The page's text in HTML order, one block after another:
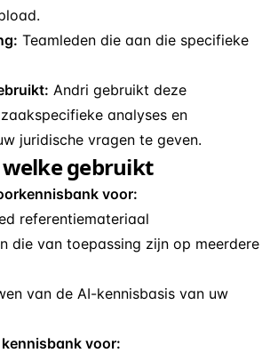
Teamleden die aan die specifieke
Andri gebruikt deze
analyses en
juridische vragen te geven.
gebruikt
voor:
referentiemateriaal
die van toepassing zijn op meerdere
van de AI-kennisbasis van uw
voor: